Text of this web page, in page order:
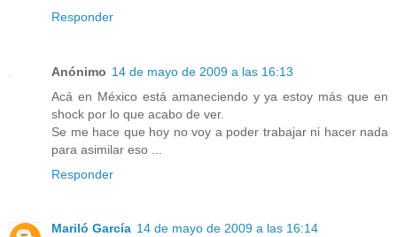
Responder
Anónimo 14 de mayo de 2009 a las 16:13
Acá en México está amaneciendo y ya estoy más que en
shock por lo que acabo de ver.
Se me hace que hoy no voy a poder trabajar ni hacer nada
para asimilar eso ...
Responder
Mariló García 14 de mayo de 2009 a las 16:14